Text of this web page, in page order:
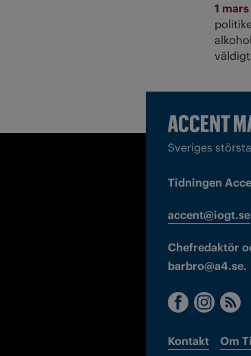
1
väldigt
Sveriges
Tidningen
accent@iogt.se
Chefredaktör
barbro@a4.se.
Kontakt Om